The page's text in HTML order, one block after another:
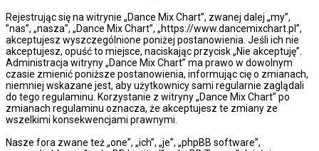
Rejestrując się na witrynie „Dance Mix Chart”, zwanej dalej „my”,
”nas”, „nasza”, „Dance Mix Chart”, „https://www.dancemixchart.pl”,
akceptujesz wyszczególnione poniżej postanowienia. Jeśli ich nie
akceptujesz, opuść to miejsce, naciskając przycisk „Nie akceptuję”.
Administracja witryny „Dance Mix Chart” ma prawo w dowolnym
czasie zmienić poniższe postanowienia, informując cię o zmianach,
niemniej wskazane jest, aby użytkownicy sami regularnie zaglądali
do tego regulaminu. Korzystanie z witryny „Dance Mix Chart” po
zmianach regulaminu oznacza, że akceptujesz te zmiany ze
wszelkimi konsekwencjami prawnymi.
Nasze fora zwane też „one”, „ich”, „je”, „phpBB software”,